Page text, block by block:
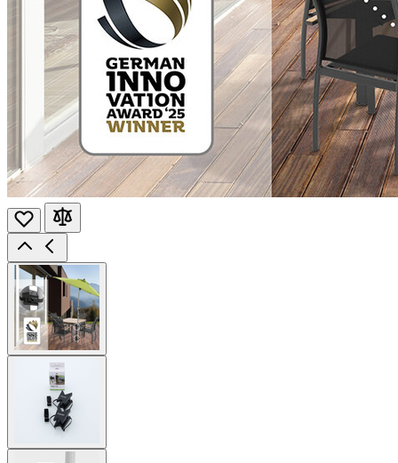
View
larger
image